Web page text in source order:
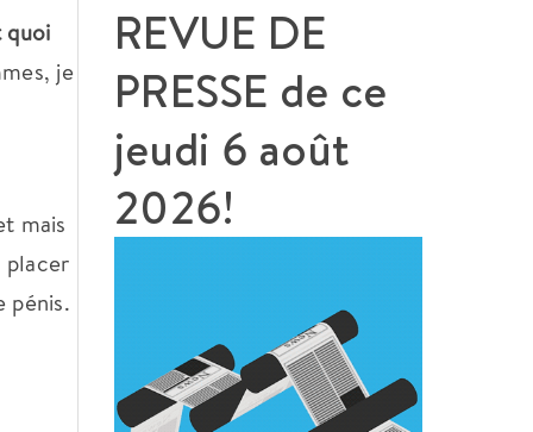
quoi
je
mais
placer
pénis.
REVUE DE
PRESSE de ce
jeudi 6 août
2026!